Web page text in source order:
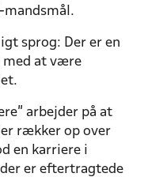
sprog: Der er en
med at være
arbejder på at
rækker op over
en karriere i
er eftertragtede